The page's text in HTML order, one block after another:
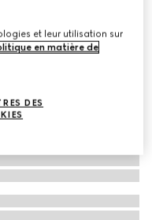
et leur utilisation sur
en matière de
DES